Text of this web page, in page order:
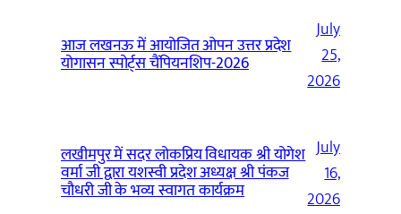
आज लखनऊ में आयोजित ओपन उत्तर प्रदेश
योगासन स्पोर्ट्स चैंपियनशिप-2026
July
25,
2026
लखीमपुर में सदर लोकप्रिय विधायक श्री योगेश
वर्मा जी द्वारा यशस्वी प्रदेश अध्यक्ष श्री पंकज
चौधरी जी के भव्य स्वागत कार्यक्रम
July
16,
2026